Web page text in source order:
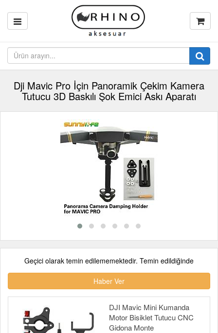
Dji Mavic Pro İçin Panoramik Çekim Kamera
Tutucu 3D Baskılı Şok Emici Askı Aparatı
Geçici olarak temin edilememektedir. Temin edildiğinde
Haber Ver
DJI Mavic Mini Kumanda
Motor Bisiklet Tutucu CNC
Gidona Monte